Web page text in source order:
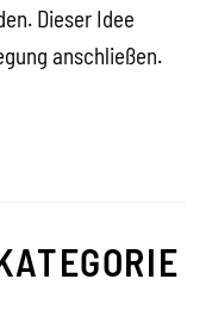
Dieser Idee
anschließen.